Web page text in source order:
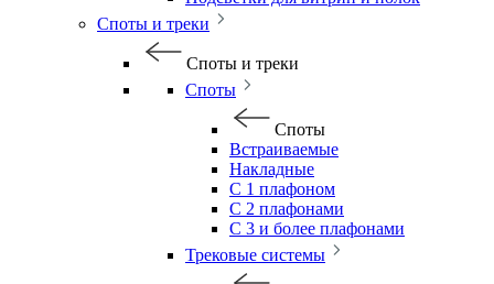
Споты и треки
Споты и треки
Споты
Споты
Встраиваемые
Накладные
С 1 плафоном
С 2 плафонами
С 3 и более плафонами
Трековые системы